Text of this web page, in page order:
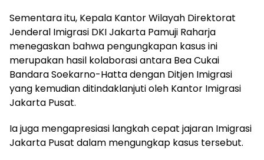
Sementara itu, Kepala Kantor Wilayah Direktorat
Jenderal Imigrasi DKI Jakarta Pamuji Raharja
menegaskan bahwa pengungkapan kasus ini
merupakan hasil kolaborasi antara Bea Cukai
Bandara Soekarno-Hatta dengan Ditjen Imigrasi
yang kemudian ditindaklanjuti oleh Kantor Imigrasi
Jakarta Pusat.
Ia juga mengapresiasi langkah cepat jajaran Imigrasi
Jakarta Pusat dalam mengungkap kasus tersebut.